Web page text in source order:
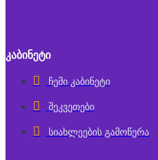
ᲙᲐᲑᲘᲜᲔᲢᲘ
ჩემი კაბინეტი
შეკვეთები
სიახლეების გამოწერა